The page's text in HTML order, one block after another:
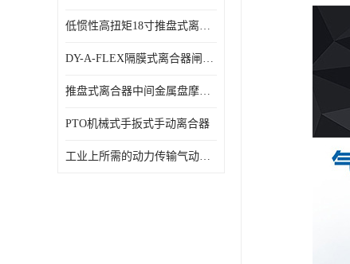
低惯性高扭矩18寸推盘式离合器中心盘齿盘W18-11-101
DY-A-FLEX隔膜式离合器闸瓦总成7015125A
推盘式离合器中间金属盘摩擦盘18寸
PTO机械式手扳式手动离合器
工业上所需的动力传输气动离合器WCB424